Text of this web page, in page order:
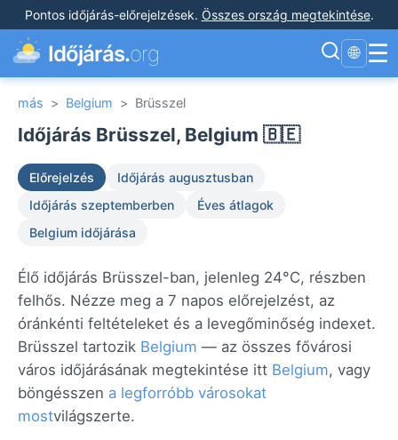
Pontos időjárás-előrejelzések. Összes ország megtekintése.
Időjárás.org 🌐 ☰
más > Belgium > Brüsszel
Időjárás Brüsszel, Belgium 🇧🇪
Előrejelzés
Időjárás augusztusban
Időjárás szeptemberben
Éves átlagok
Belgium időjárása
Élő időjárás Brüsszel-ban, jelenleg 24°C, részben
felhős. Nézze meg a 7 napos előrejelzést, az
óránkénti feltételeket és a levegőminőség indexet.
Brüsszel tartozik Belgium — az összes fővárosi
város időjárásának megtekintése itt Belgium, vagy
böngésszen a legforróbb városokat
mostvilágszerte.